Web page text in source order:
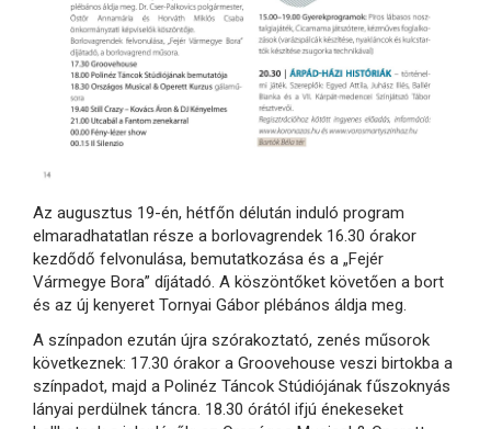
Az augusztus 19-én, hétfőn délután induló program
elmaradhatatlan része a borlovagrendek 16.30 órakor
kezdődő felvonulása, bemutatkozása és a „Fejér
Vármegye Bora” díjátadó. A köszöntőket követően a bort
és az új kenyeret Tornyai Gábor plébános áldja meg.
A színpadon ezután újra szórakoztató, zenés műsorok
következnek: 17.30 órakor a Groovehouse veszi birtokba a
színpadot, majd a Polinéz Táncok Stúdiójának fűszoknyás
lányai perdülnek táncra. 18.30 órától ifjú énekeseket